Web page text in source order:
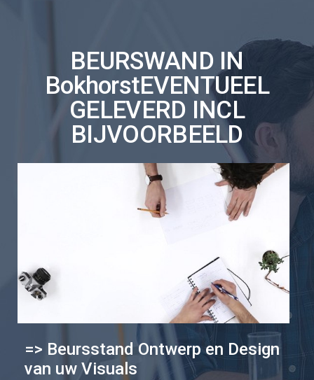
BEURSWAND IN
BokhorstEVENTUEEL
GELEVERD INCL
BIJVOORBEELD
=> Beursstand Ontwerp en Design
van uw Visuals